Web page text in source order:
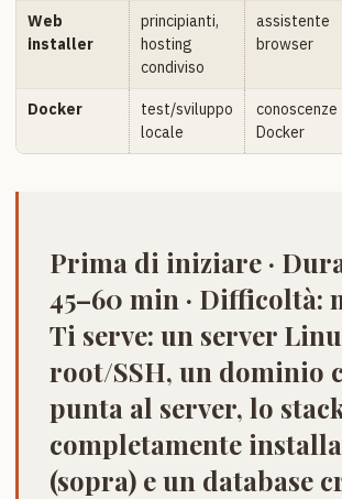
Web
installer
principianti,
hosting
condiviso
assistente
browser
Docker
test/sviluppo
locale
conoscenze
Docker
Prima di iniziare ·
45–60 min · Difficoltà:
Ti serve: un server
root/SSH, un dominio
punta al server, lo
completamente
(sopra) e un database